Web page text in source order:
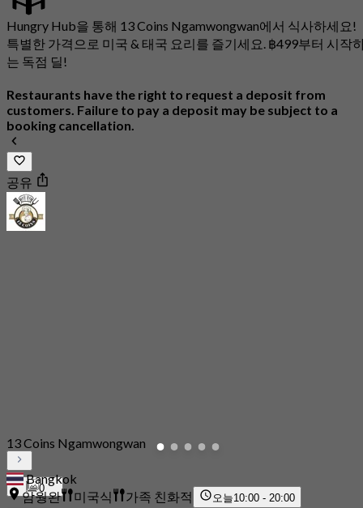
Hungry Hub을 통해 13 Coins Ngamwongwan에서 식사하세요!
특별한 가격으로 미국 & 태국 요리를 즐기세요. ฿499부터 시작
는 독점 딜!
Restaurants have the right to request a deposit from
customers. Failure to pay a deposit may be subject to a
booking cancellation.
공유
0
13 Coins Ngamwongwan
Bangkok
암웡완
미국식 가족 친화적 오늘10:00 - 20:00